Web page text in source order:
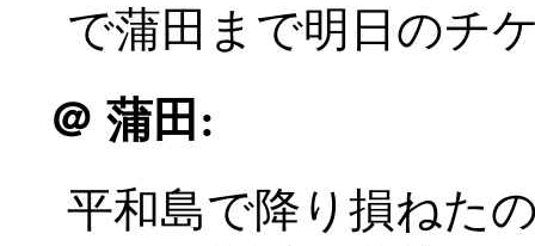
で蒲田まで明日のチ
＠ 蒲田:
平和島で降り損ねた